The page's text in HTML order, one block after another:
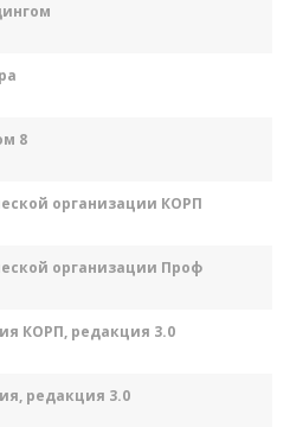
8
организации КОРП
организации Проф
КОРП, редакция 3.0
редакция 3.0